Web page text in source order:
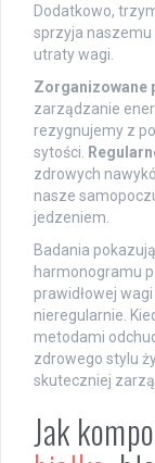
Dodatkowo,
sprzyja naszemu
utraty wagi.
Zorganizowane
zarządzanie
rezygnujemy z
sytości.
zdrowych
nasze
jedzeniem.
Badania
harmonogramu
prawidłowej
nieregularnie.
metodami
zdrowego stylu
skuteczniej
Jak